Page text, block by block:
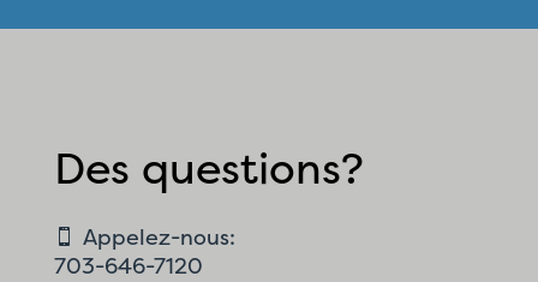
Des questions?

Appelez-nous:
703-646-7120